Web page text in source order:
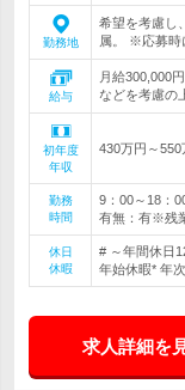
勤務地
希望を考慮し
属。 ※応募時
給与
月給300,000
などを考慮の
初年度
年収
430万円～550
勤務
時間
9：00～18：
有無：有※残
休日
休暇
# ～年間休日
年始休暇* 年
求人詳細を